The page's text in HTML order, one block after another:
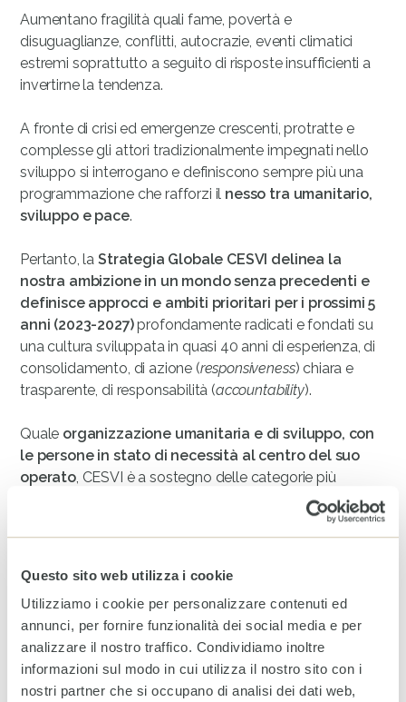
Questo sito web utilizza i cookie
Utilizziamo i cookie per personalizzare contenuti ed
annunci, per fornire funzionalità dei social media e per
analizzare il nostro traffico. Condividiamo inoltre
informazioni sul modo in cui utilizza il nostro sito con i
nostri partner che si occupano di analisi dei dati web,
Aumentano fragilità quali fame, povertà e
disuguaglianze, conflitti, autocrazie, eventi climatici
estremi soprattutto a seguito di risposte insufficienti a
invertirne la tendenza.
A fronte di crisi ed emergenze crescenti, protratte e
complesse gli attori tradizionalmente impegnati nello
sviluppo si interrogano e definiscono sempre più una
programmazione che rafforzi il nesso tra umanitario,
sviluppo e pace.
Pertanto, la Strategia Globale CESVI delinea la
nostra ambizione in un mondo senza precedenti e
definisce approcci e ambiti prioritari per i prossimi 5
anni (2023-2027)profondamente radicati e fondati su
una cultura sviluppata in quasi 40 anni di esperienza, di
consolidamento, di azione (responsiveness) chiara e
trasparente, di responsabilità (accountability).
Quale organizzazione umanitaria e di sviluppo, con
le persone in stato di necessità al centro del suo
operato, CESVI è a sostegno delle categorie più
vulnerabili, in particolare di bambini, donne ed
raggiungimento delle proprie aspirazioni con l’obiettivo
La Strategia Globale CESVI rappresenta quindi le
ambizioniche ci poniamo di perseguire per accrescere
il nostro impatto per una società più giusta, per il
benessere delle persone in stato di necessità, per
l’uguaglianza di opportunità per tutti e tutte e per